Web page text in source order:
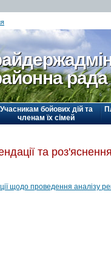
рада
Учасникам бойових дій та
членам їх сімей
та роз'яснення
щодо проведення аналізу